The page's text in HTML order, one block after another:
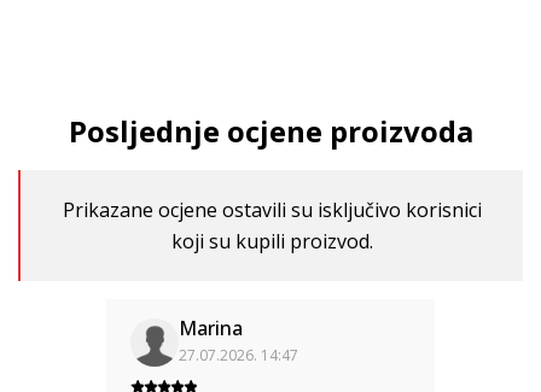
Posljednje ocjene proizvoda
Prikazane ocjene ostavili su isključivo korisnici
koji su kupili proizvod.
Marina
27.07.2026. 14:47